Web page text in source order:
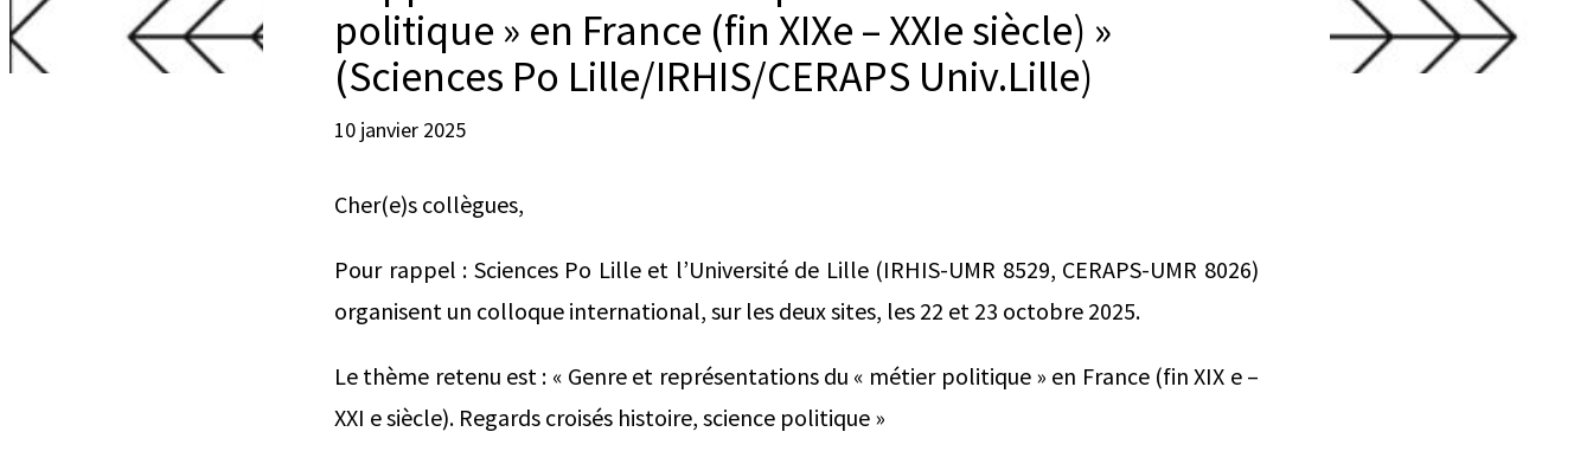
politique » en France (fin XIXe – XXIe siècle) »
(Sciences Po Lille/IRHIS/CERAPS Univ.Lille)
10 janvier 2025
Cher(e)s collègues,
Pour rappel : Sciences Po Lille et l’Université de Lille (IRHIS-UMR 8529, CERAPS-UMR 8026)
organisent un colloque international, sur les deux sites, les 22 et 23 octobre 2025.
Le thème retenu est : « Genre et représentations du « métier politique » en France (fin XIX e –
XXI e siècle). Regards croisés histoire, science politique »